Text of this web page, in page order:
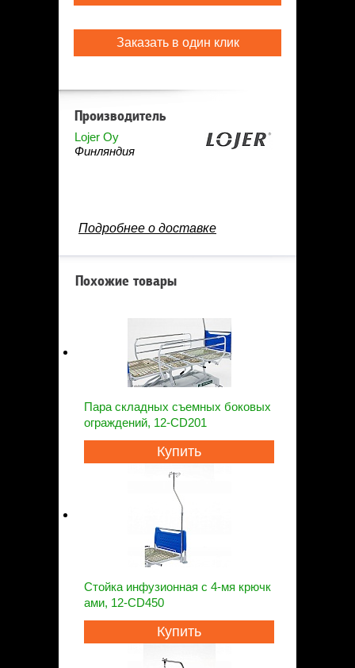
Заказать в один клик
Производитель
Lojer Oy
Финляндия
Подробнее о доставке
Похожие товары
Пара складных съемных боковых
ограждений, 12-CD201
Купить
Стойка инфузионная с 4-мя крючк
ами, 12-CD450
Купить